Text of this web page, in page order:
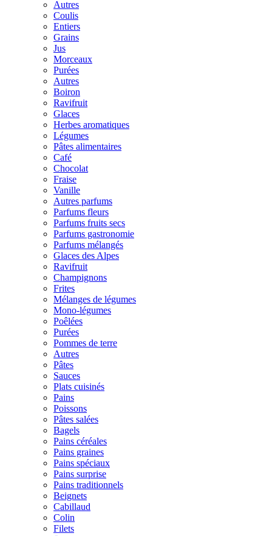
Autres
Coulis
Entiers
Grains
Jus
Morceaux
Purées
Autres
Boiron
Ravifruit
Glaces
Herbes aromatiques
Légumes
Pâtes alimentaires
Café
Chocolat
Fraise
Vanille
Autres parfums
Parfums fleurs
Parfums fruits secs
Parfums gastronomie
Parfums mélangés
Glaces des Alpes
Ravifruit
Champignons
Frites
Mélanges de légumes
Mono-légumes
Poêlées
Purées
Pommes de terre
Autres
Pâtes
Sauces
Plats cuisinés
Pains
Poissons
Pâtes salées
Bagels
Pains céréales
Pains graines
Pains spéciaux
Pains surprise
Pains traditionnels
Beignets
Cabillaud
Colin
Filets